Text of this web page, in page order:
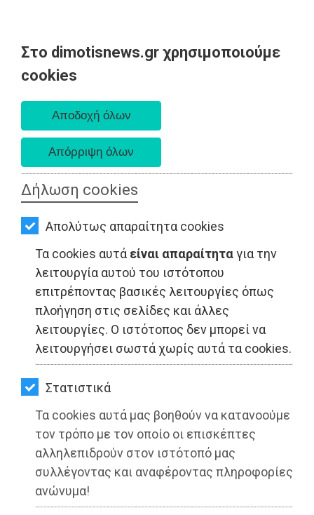
Στο dimotisnews.gr χρησιμοποιούμε
cookies
Δήλωση cookies
Απολύτως απαραίτητα cookies
Τα cookies αυτά είναι απαραίτηταγια την
λειτουργία αυτού του ιστότοπου
επιτρέποντας βασικές λειτουργίες όπως
πλοήγηση στις σελίδες και άλλες
λειτουργίες. Ο ιστότοπος δεν μπορεί να
λειτουργήσει σωστά χωρίς αυτά τα cookies.
Στατιστικά
Τα cookies αυτά μας βοηθούν να κατανοούμε
τον τρόπο με τον οποίο οι επισκέπτες
αλληλεπιδρούν στον ιστότοπό μας
συλλέγοντας και αναφέροντας πληροφορίες
ανώνυμα!
AΡΧΙΚΗ
ΕΙΔΗΣΕΙΣ
ΠΟΛΙΤΙΚΗ
ΤΟΠΙΚΗ
ΑΥΤΟΔΙΟΙΚΗΣΗ
ΟΙΚΟΝΟΜΙΑ
ΑΘΛΗΤΙΣΜΟΣ
ΠΟΛΙΤΙΣΜΟΣ
ΣΠΙΤΙ-
ΚΗΠΟΣ
ΥΓΕΙΑ
LIFESTYLE
ΤΑΞΙΔΙΑ
ΕΞΟΔΟΣ
ΠΕΡΙΒΑΛΛΟΝ
ΑΘΛΗΤΙΣΜΟΣ - Αττική
Σοφία Σακοράφα: Χωρίς elite δρομείς
ο 38ος Αυθεντικός Μαραθώνιος
Αθήνας
Διαβάστηκε 2643 φορές